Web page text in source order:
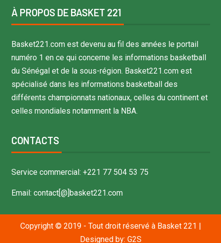
À PROPOS DE BASKET 221
Basket221.com est devenu au fil des années le portail
numéro 1 en ce qui concerne les informations basketball
du Sénégal et de la sous-région. Basket221.com est
spécialisé dans les informations basketball des
différents championnats nationaux, celles du continent et
celles mondiales notamment la NBA.
CONTACTS
Service commercial: +221 77 504 53 75
Email: contact[@]basket221.com
Copyright © 2019 - Tout droit réservé à Basket 221 |
Designed by: G2S